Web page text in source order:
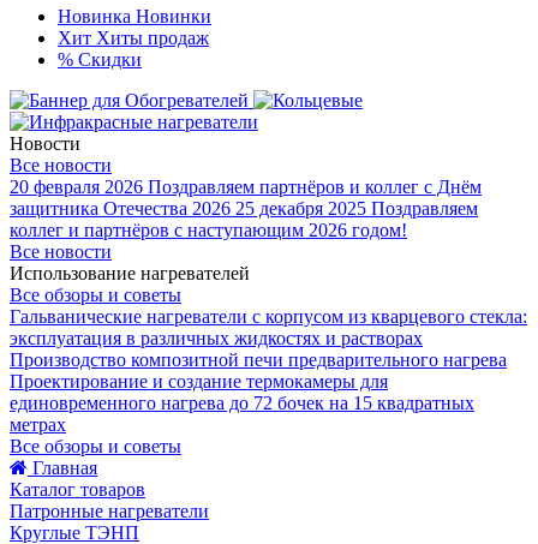
Новинка Новинки
Хит Хиты продаж
% Скидки
Новости
Все новости
20 февраля 2026 Поздравляем партнёров и коллег с Днём
защитника Отечества 2026 25 декабря 2025 Поздравляем
коллег и партнёров с наступающим 2026 годом!
Все новости
Использование нагревателей
Все обзоры и советы
Гальванические нагреватели с корпусом из кварцевого стекла:
эксплуатация в различных жидкостях и растворах
Производство композитной печи предварительного нагрева
Проектирование и создание термокамеры для
единовременного нагрева до 72 бочек на 15 квадратных
метрах
Все обзоры и советы
Главная
Каталог товаров
Патронные нагреватели
Круглые ТЭНП